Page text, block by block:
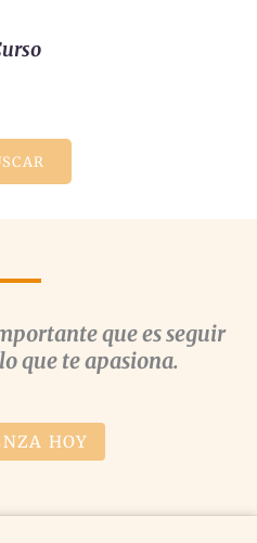
que es seguir
que te apasiona.
HOY